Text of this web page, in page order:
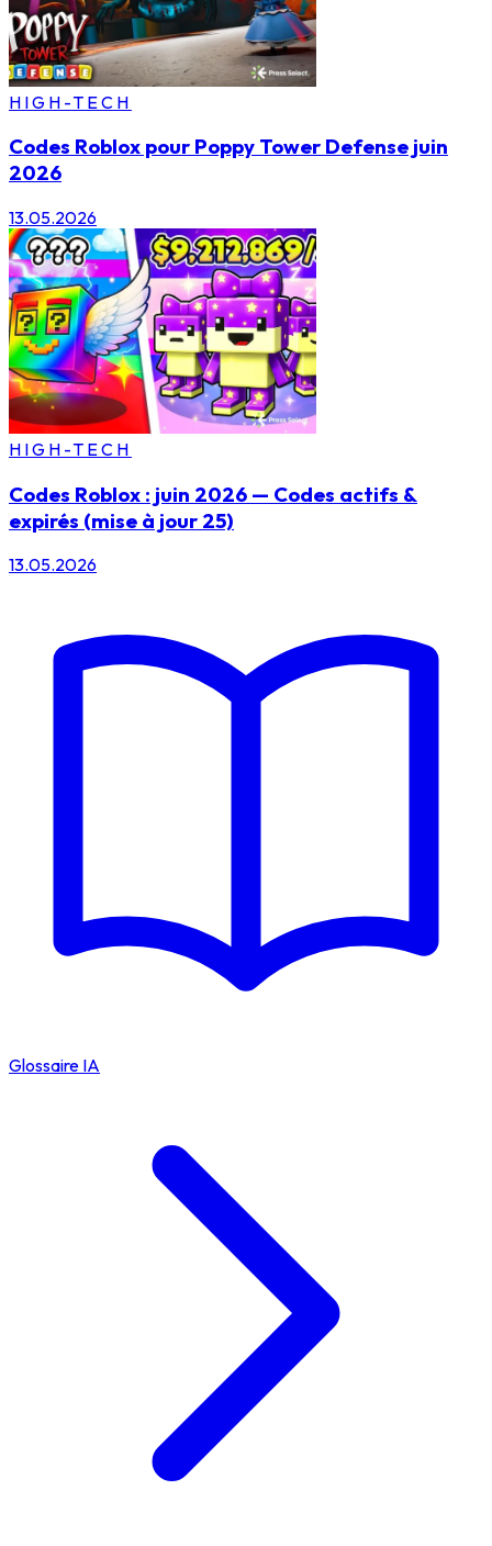
HIGH-TECH
Codes Roblox pour Poppy Tower Defense juin
2026
13.05.2026
HIGH-TECH
Codes Roblox : juin 2026 — Codes actifs &
expirés (mise à jour 25)
13.05.2026
Glossaire IA